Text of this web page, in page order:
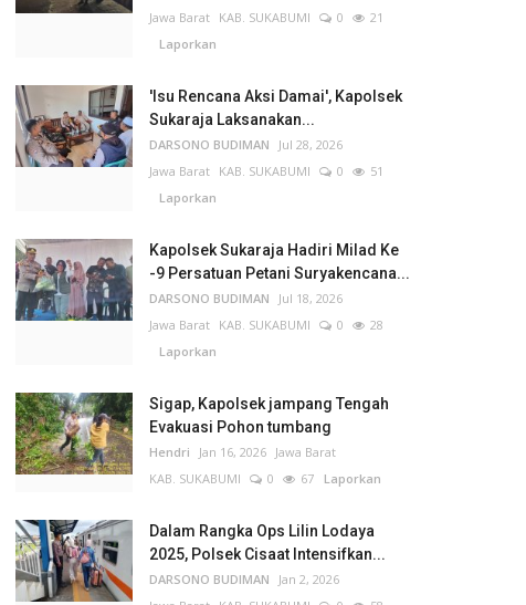
Jawa Barat KAB. SUKABUMI 0
21
Laporkan
'Isu Rencana Aksi Damai', Kapolsek
Sukaraja Laksanakan...
DARSONO BUDIMAN
Jul 28, 2026
Jawa Barat KAB. SUKABUMI 0
51
Laporkan
Kapolsek Sukaraja Hadiri Milad Ke
-9 Persatuan Petani Suryakencana...
DARSONO BUDIMAN
Jul 18, 2026
Jawa Barat KAB. SUKABUMI 0
28
Laporkan
Sigap, Kapolsek jampang Tengah
Evakuasi Pohon tumbang
Hendri Jan 16, 2026 Jawa Barat
KAB. SUKABUMI
0 67 Laporkan
Dalam Rangka Ops Lilin Lodaya
2025, Polsek Cisaat Intensifkan...
DARSONO BUDIMAN
Jan 2, 2026